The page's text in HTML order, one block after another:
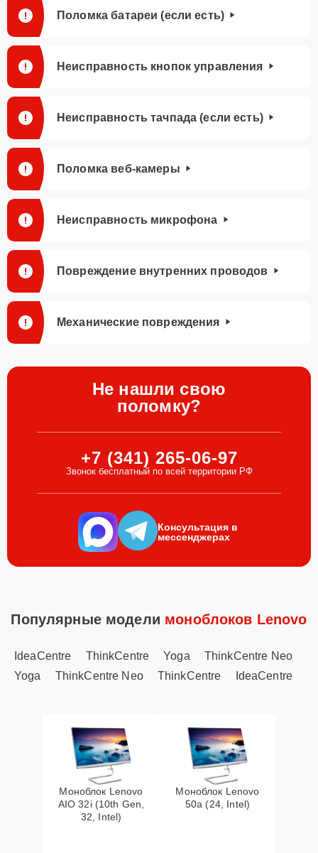
Поломка батареи (если есть)
Неисправность кнопок управления
Неисправность тачпада (если есть)
Поломка веб-камеры
Неисправность микрофона
Повреждение внутренних проводов
Механические повреждения
Не нашли свою
поломку?
+7 (341) 265-06-97
Звонок бесплатный по всей территории РФ
Консультация в
мессенджерах
Популярные модели моноблоков Lenovo
IdeaCentre ThinkCentre Yoga
ThinkCentre Neo
Yoga
ThinkCentre Neo ThinkCentre IdeaCentre
Моноблок Lenovo
AIO 32i (10th Gen,
32, Intel)
Моноблок Lenovo
50a (24, Intel)